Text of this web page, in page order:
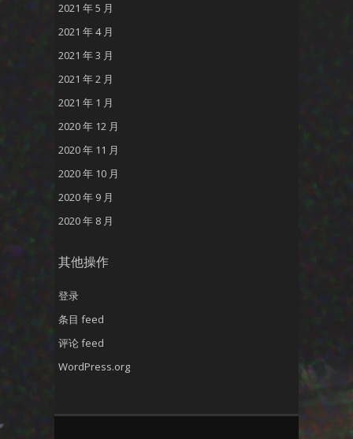
2021 年 5 月
2021 年 4 月
2021 年 3 月
2021 年 2 月
2021 年 1 月
2020 年 12 月
2020 年 11 月
2020 年 10 月
2020 年 9 月
2020 年 8 月
其他操作
登录
条目 feed
评论 feed
WordPress.org